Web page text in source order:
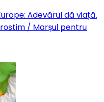
Adevărul dă viață.
/ Marșul pentru